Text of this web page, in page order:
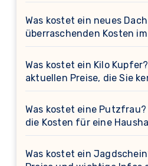
Was kostet ein neues
überraschenden Kosten
Was kostet ein Kilo
aktuellen Preise, die Sie
Was kostet eine
die Kosten für eine
Was kostet ein